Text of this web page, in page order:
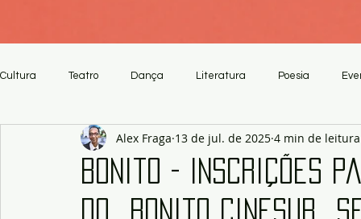
Cultura Teatro Dança Literatura Poesia
Artesanato
Bonito - Inscrições
do Bonito CineSur
Alex Fraga 13 de jul. de 2025 4 min de leitura